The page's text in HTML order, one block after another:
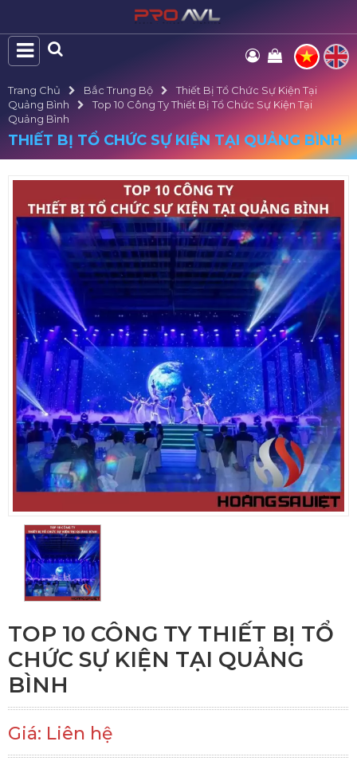
Trang Chủ Bắc Trung Bộ
Thiết Bị Tổ Chức Sự Kiện Tại
Quảng Bình
Top 10 Công Ty Thiết Bị Tổ Chức Sự Kiện Tại
Quảng Bình
THIẾT BỊ TỔ CHỨC SỰ KIỆN TẠI QUẢNG BÌNH
TOP 10 CÔNG TY THIẾT BỊ TỔ
CHỨC SỰ KIỆN TẠI QUẢNG
BÌNH
Giá: Liên hệ